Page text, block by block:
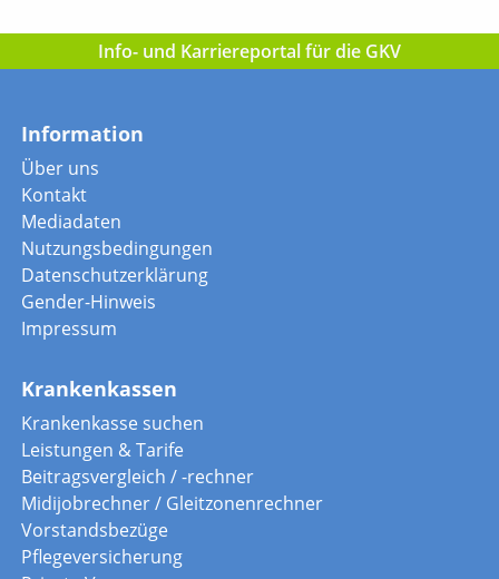
Info- und Karriereportal für die GKV
Information
Über uns
Kontakt
Mediadaten
Nutzungsbedingungen
Datenschutzerklärung
Gender-Hinweis
Impressum
Krankenkassen
Krankenkasse suchen
Leistungen & Tarife
Beitragsvergleich / -rechner
Midijobrechner / Gleitzonenrechner
Vorstandsbezüge
Pflegeversicherung